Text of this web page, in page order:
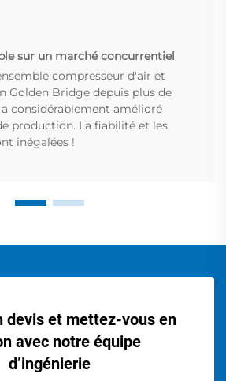
sur un marché concurrentiel
compresseur d'air et
Golden Bridge depuis plus de
a considérablement amélioré
production. La fiabilité et les
inégalées !
devis et mettez-vous en
avec notre équipe
d’ingénierie